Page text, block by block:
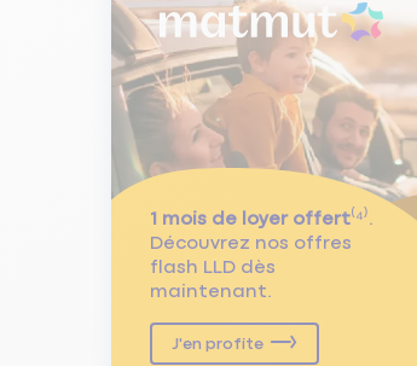
1 mois de loyer offert⁽⁴⁾.
Découvrez nos offres
flash LLD dès
maintenant.
J'en profite